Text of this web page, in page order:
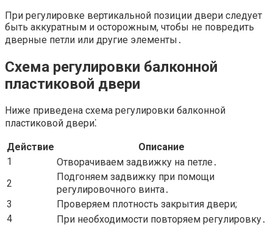
При регулировке вертикальной позиции двери следует
быть аккуратным и осторожным, чтобы не повредить
дверные петли или другие элементы․
Схема регулировки балконной
пластиковой двери
Ниже приведена схема регулировки балконной
пластиковой двери⁚
Действие
Описание
1
Отворачиваем задвижку на петле․
2
Подгоняем задвижку при помощи
регулировочного винта․
3
Проверяем плотность закрытия двери;
4
При необходимости повторяем регулировку․